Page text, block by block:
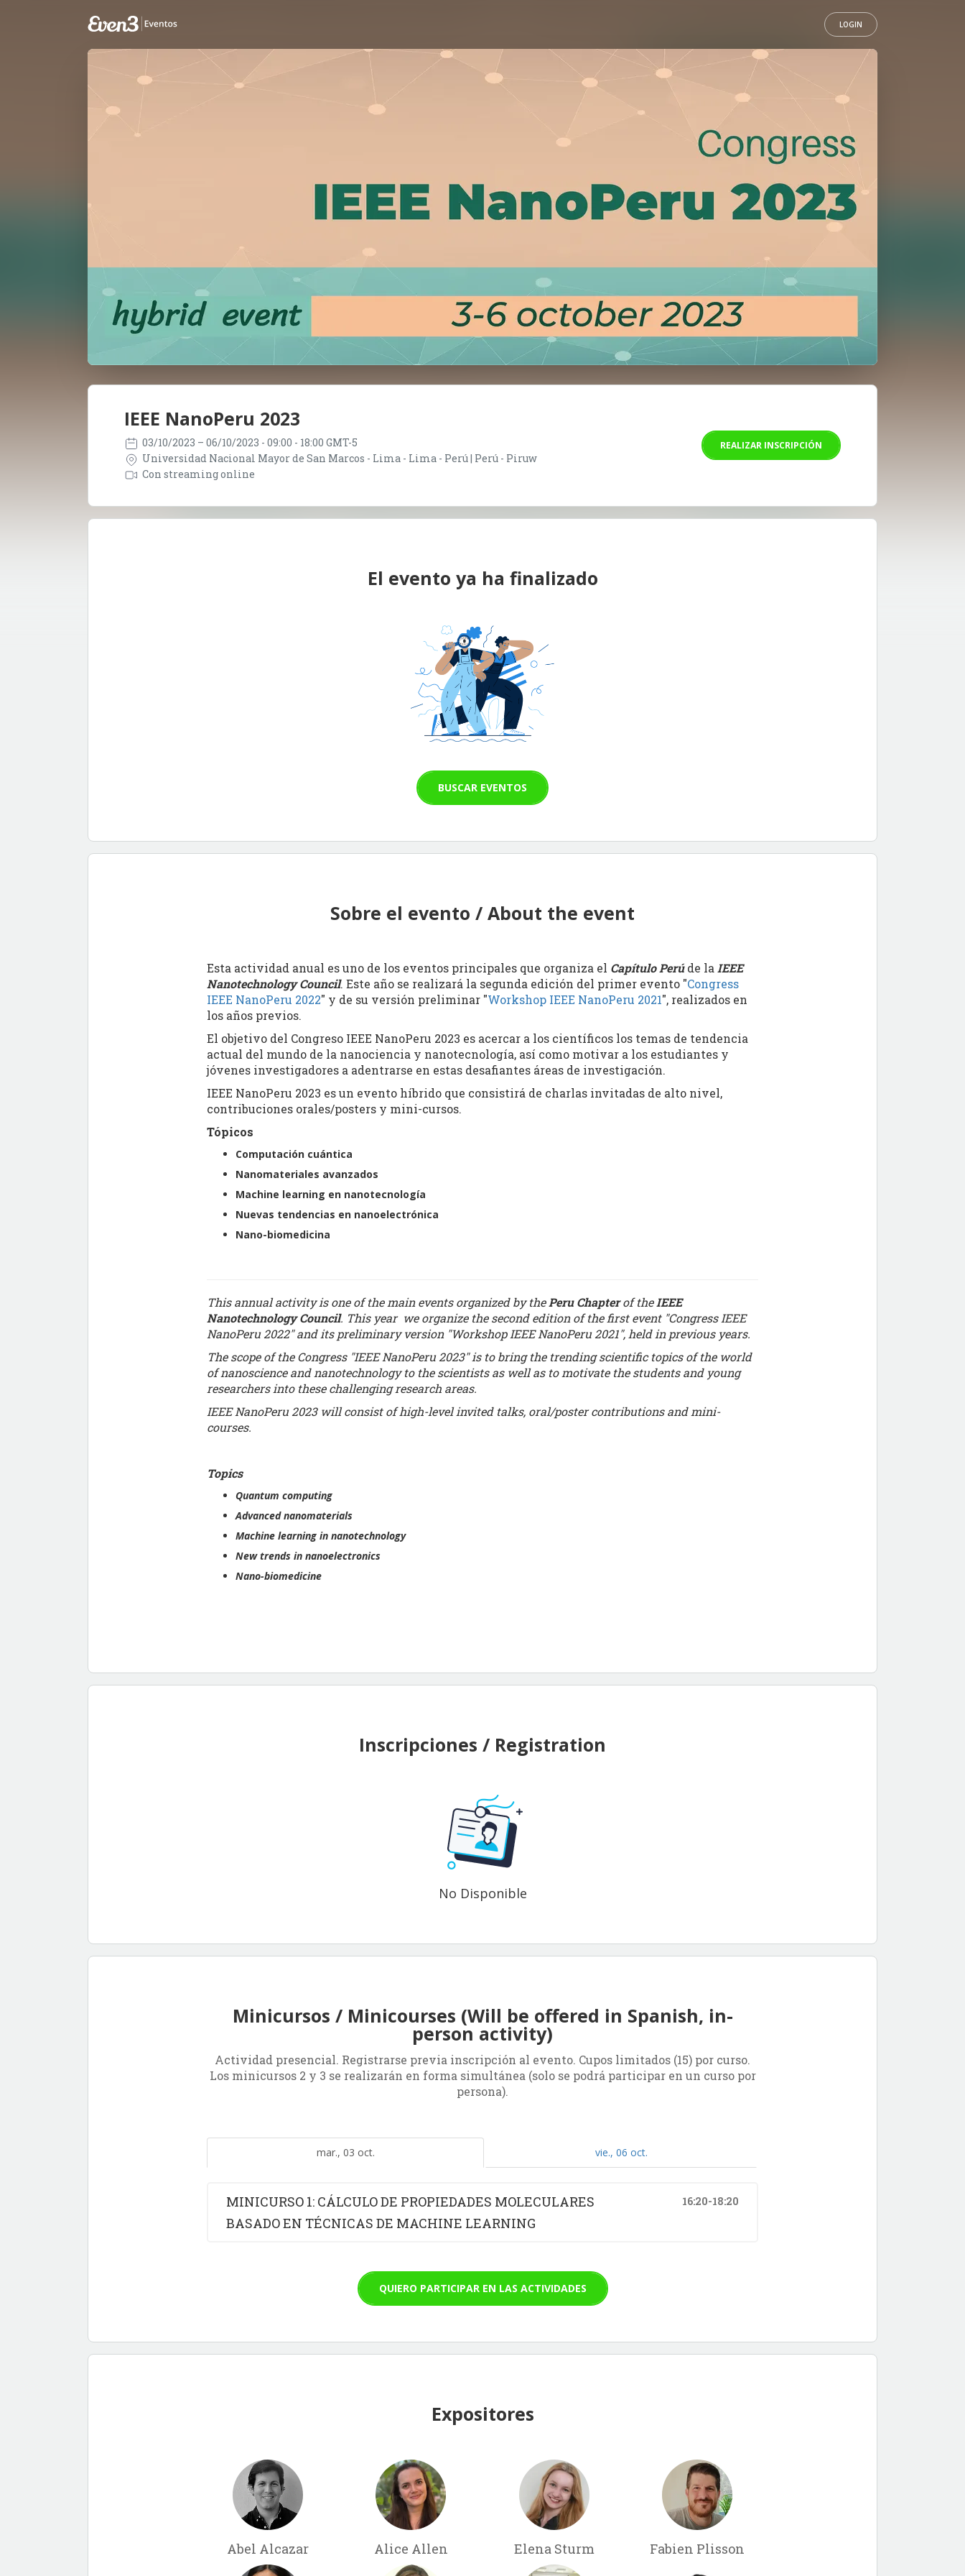
LOGIN
IEEE NanoPeru 2023
03/10/2023 – 06/10/2023 - 09:00 - 18:00 GMT-5
Universidad Nacional Mayor de San Marcos - Lima - Lima - Perú | Perú - Piruw
Con streaming online
REALIZAR INSCRIPCIÓN
El evento ya ha finalizado
BUSCAR EVENTOS
Sobre el evento / About the event
Esta actividad anual es uno de los eventos principales que organiza el Capítulo Perúde la IEEE
Nanotechnology Council. Este año se realizará la segunda edición del primer evento "Congress
IEEE NanoPeru 2022" y de su versión preliminar "Workshop IEEE NanoPeru 2021", realizados en
los años previos.
El objetivo del Congreso IEEE NanoPeru 2023 es acercar a los científicos los temas de tendencia
actual del mundo de la nanociencia y nanotecnología, así como motivar a los estudiantes y
jóvenes investigadores a adentrarse en estas desafiantes áreas de investigación.
IEEE NanoPeru 2023 es un evento híbrido que consistirá de charlas invitadas de alto nivel,
contribuciones orales/posters y mini-cursos.
Tópicos
Computación cuántica
Nanomateriales avanzados
Machine learning en nanotecnología
Nuevas tendencias en nanoelectrónica
Nano-biomedicina
This annual activity is one of the main events organized by thePeru Chapterof theIEEE
Nanotechnology Council. This year we organize the second edition of the first event "Congress IEEE
NanoPeru 2022" and its preliminary version "Workshop IEEE NanoPeru 2021", held in previous years.
The scope of the Congress "IEEE NanoPeru 2023" is to bring the trending scientific topics of the world
of nanoscience and nanotechnology to the scientists as well as to motivate the students and young
researchers into these challenging research areas.
IEEE NanoPeru 2023 will consist of high-level invited talks, oral/poster contributions and mini-
courses.
Topics
Quantum computing
Advanced nanomaterials
Machine learning in nanotechnology
New trends in nanoelectronics
Nano-biomedicine
Inscripciones / Registration
No Disponible
Minicursos / Minicourses (Will be offered in Spanish, in-
person activity)
Actividad presencial. Registrarse previa inscripción al evento. Cupos limitados (15) por curso.
Los minicursos 2 y 3 se realizarán en forma simultánea (solo se podrá participar en un curso por
persona).
mar., 03 oct. vie., 06 oct.
MINICURSO 1: CÁLCULO DE PROPIEDADES MOLECULARES
BASADO EN TÉCNICAS DE MACHINE LEARNING
16:20-18:20
QUIERO PARTICIPAR EN LAS ACTIVIDADES
Expositores
Abel Alcazar Alice Allen Elena Sturm Fabien Plisson